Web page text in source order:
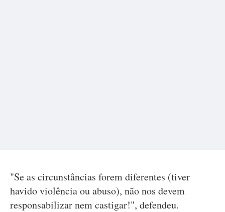
"Se as circunstâncias forem diferentes (tiver
havido violência ou abuso), não nos devem
responsabilizar nem castigar!", defendeu.